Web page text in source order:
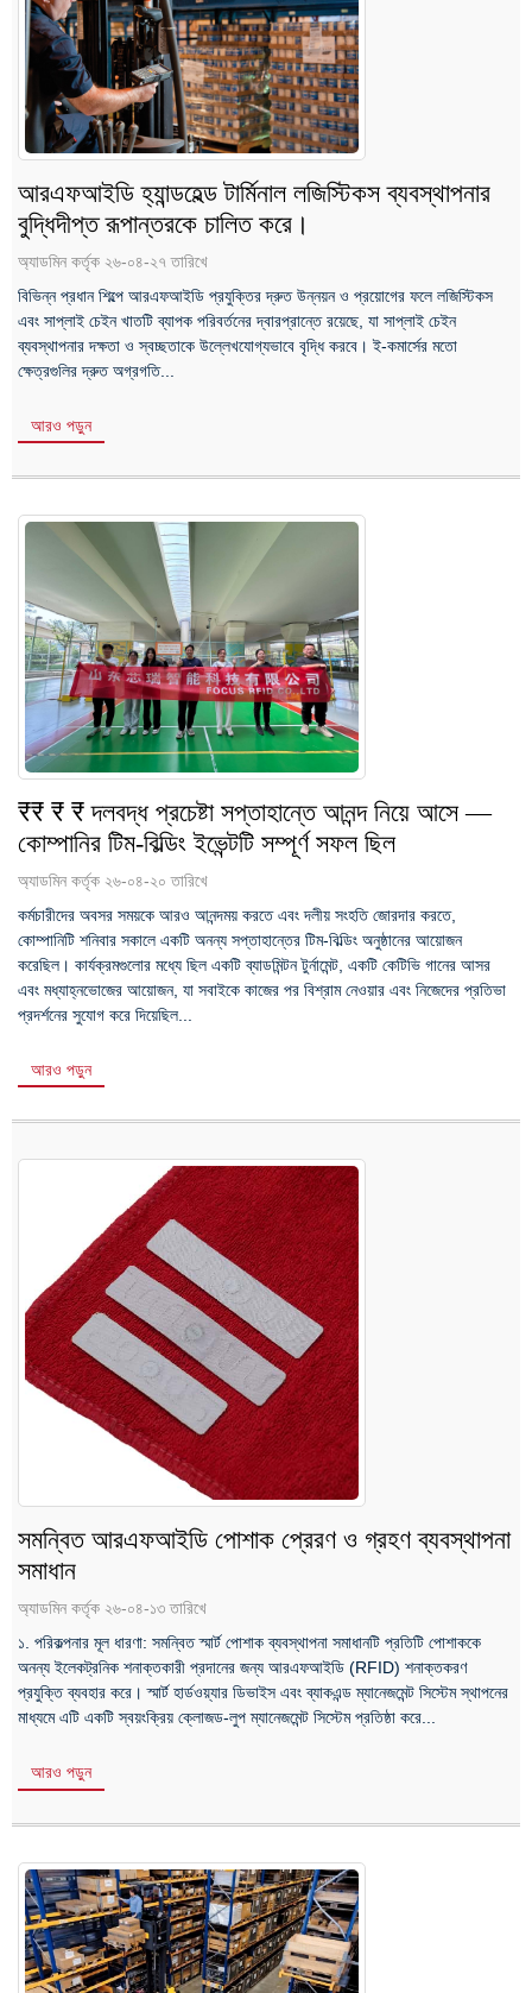
আরএফআইডি হ্যান্ডহেল্ড টার্মিনাল লজিস্টিকস ব্যবস্থাপনার
বুদ্ধিদীপ্ত রূপান্তরকে চালিত করে।
অ্যাডমিন কর্তৃক ২৬-০৪-২৭ তারিখে
বিভিন্ন প্রধান শিল্পে আরএফআইডি প্রযুক্তির দ্রুত উন্নয়ন ও প্রয়োগের ফলে লজিস্টিকস
এবং সাপ্লাই চেইন খাতটি ব্যাপক পরিবর্তনের দ্বারপ্রান্তে রয়েছে, যা সাপ্লাই চেইন
ব্যবস্থাপনার দক্ষতা ও স্বচ্ছতাকে উল্লেখযোগ্যভাবে বৃদ্ধি করবে। ই-কমার্সের মতো
ক্ষেত্রগুলির দ্রুত অগ্রগতি...
আরও পড়ুন
₹₹ ₹ ₹ দলবদ্ধ প্রচেষ্টা সপ্তাহান্তে আনন্দ নিয়ে আসে —
কোম্পানির টিম-বিল্ডিং ইভেন্টটি সম্পূর্ণ সফল ছিল
অ্যাডমিন কর্তৃক ২৬-০৪-২০ তারিখে
কর্মচারীদের অবসর সময়কে আরও আনন্দময় করতে এবং দলীয় সংহতি জোরদার করতে,
কোম্পানিটি শনিবার সকালে একটি অনন্য সপ্তাহান্তের টিম-বিল্ডিং অনুষ্ঠানের আয়োজন
করেছিল। কার্যক্রমগুলোর মধ্যে ছিল একটি ব্যাডমিন্টন টুর্নামেন্ট, একটি কেটিভি গানের আসর
এবং মধ্যাহ্নভোজের আয়োজন, যা সবাইকে কাজের পর বিশ্রাম নেওয়ার এবং নিজেদের প্রতিভা
প্রদর্শনের সুযোগ করে দিয়েছিল...
আরও পড়ুন
সমন্বিত আরএফআইডি পোশাক প্রেরণ ও গ্রহণ ব্যবস্থাপনা
সমাধান
অ্যাডমিন কর্তৃক ২৬-০৪-১৩ তারিখে
১. পরিকল্পনার মূল ধারণা: সমন্বিত স্মার্ট পোশাক ব্যবস্থাপনা সমাধানটি প্রতিটি পোশাককে
অনন্য ইলেকট্রনিক শনাক্তকারী প্রদানের জন্য আরএফআইডি (RFID) শনাক্তকরণ
প্রযুক্তি ব্যবহার করে। স্মার্ট হার্ডওয়্যার ডিভাইস এবং ব্যাকএন্ড ম্যানেজমেন্ট সিস্টেম স্থাপনের
মাধ্যমে এটি একটি স্বয়ংক্রিয় ক্লোজড-লুপ ম্যানেজমেন্ট সিস্টেম প্রতিষ্ঠা করে...
আরও পড়ুন